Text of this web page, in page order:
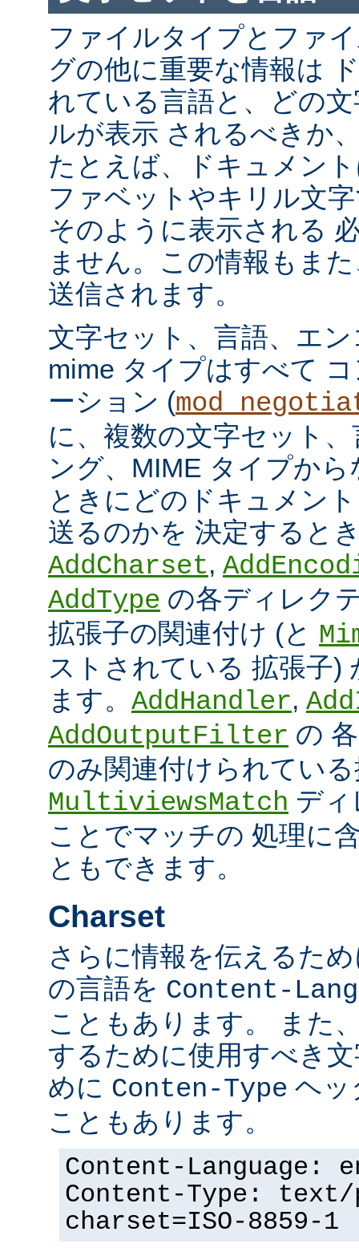
ファイルタイプとファ
グの他に重要な情報は
れている言語と、どの
ルが表示 されるべきか
たとえば、ドキュメン
ファベットやキリル文
そのように表示される
ません。この情報もま
送信されます。
文字セット、言語、エ
mime タイプはすべて
ーション (
に、複数の文字セット
ング、MIME タイプか
ときにどのドキュメン
送るのかを 決定すると
AddCharset,
AddType の各ディレク
拡張子の関連付け (と
ストされている 拡張子)
ます。 AddHandler,
AddOutputFilter の
のみ関連付けられてい
MultiviewsMatch デ
ことでマッチの 処理に
ともできます。
Charset
さらに情報を伝えるた
の言語を Content-
こともあります。 また
するために使用すべき
めに Conten-Type ヘッ
こともあります。
Content-Language:
Content-Type:
charset=ISO-8859-1